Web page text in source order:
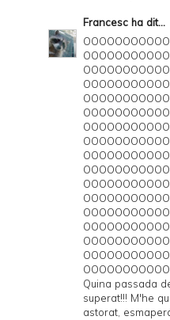
Francesc ha dit...
Quina passada
superat!!! M'he
astorat,